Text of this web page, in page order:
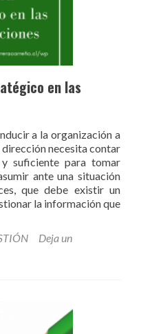
en las
a la organización a
necesita contar
suficiente para tomar
ante una situación
que debe existir un
la información que
Deja un